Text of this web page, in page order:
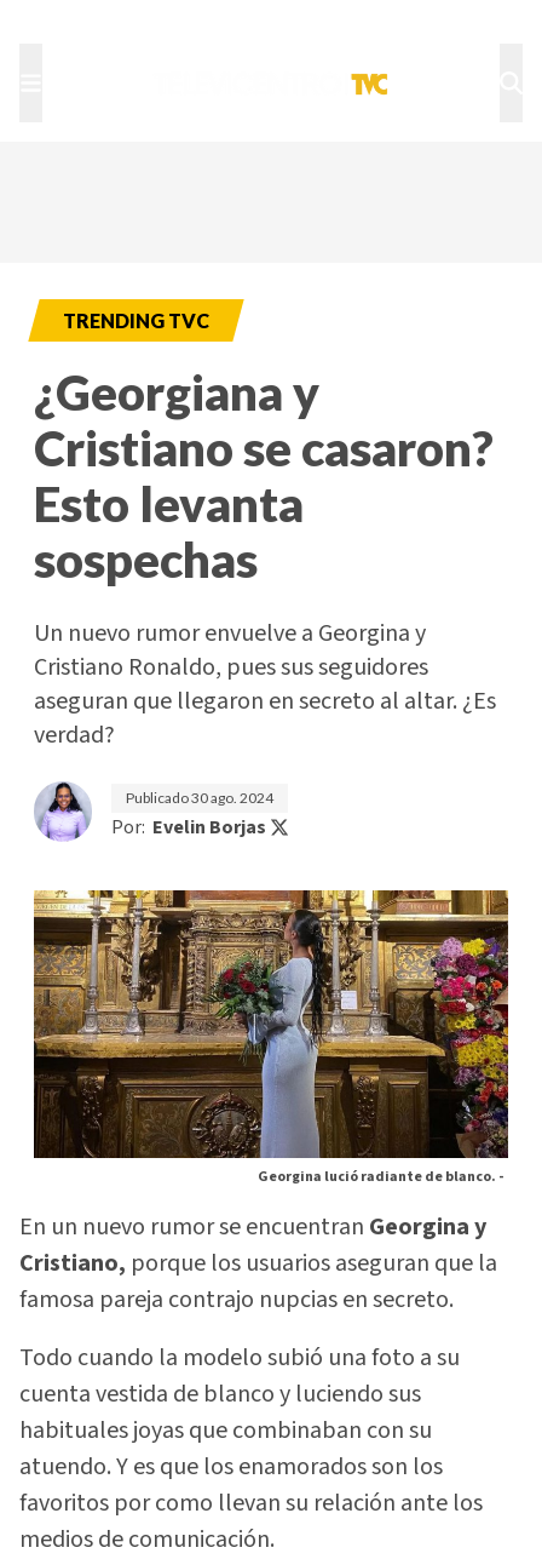
TRENDING TVC
¿Georgiana y
Cristiano se casaron?
Esto levanta
sospechas
Un nuevo rumor envuelve a Georgina y
Cristiano Ronaldo, pues sus seguidores
aseguran que llegaron en secreto al altar. ¿Es
verdad?
Publicado30 ago. 2024
Por: Evelin Borjas
Georgina lució radiante de blanco. -
En un nuevo rumor se encuentran Georgina y
Cristiano, porque los usuarios aseguran que la
famosa pareja contrajo nupcias en secreto.
Todo cuando la modelo subió una foto a su
cuenta vestida de blanco y luciendo sus
habituales joyas que combinaban con su
atuendo. Y es que los enamorados son los
favoritos por como llevan su relación ante los
medios de comunicación.